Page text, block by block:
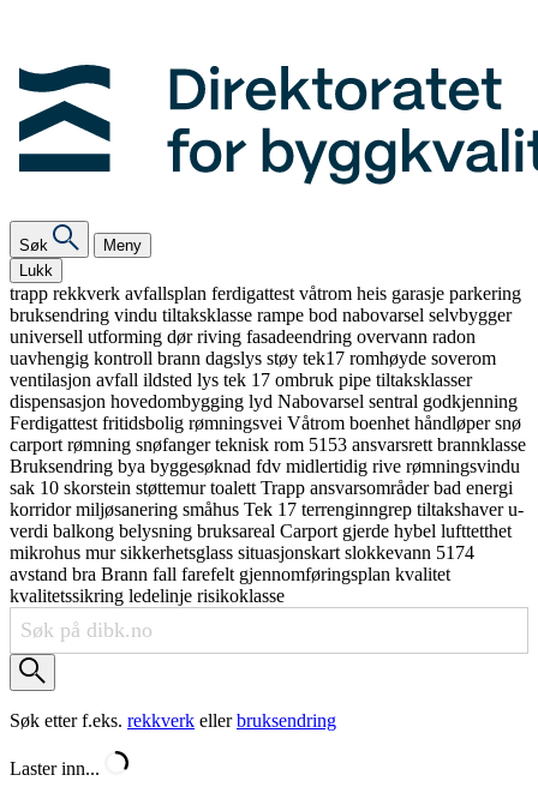
Søk
Meny
Lukk
trapp rekkverk avfallsplan ferdigattest våtrom heis garasje parkering
bruksendring vindu tiltaksklasse rampe bod nabovarsel selvbygger
universell utforming dørriving fasadeendring overvann radon
uavhengig kontroll brann dagslys støy tek17 romhøyde soverom
ventilasjon avfall ildsted lys tek 17 ombruk pipe tiltaksklasser
dispensasjon hovedombygging lyd Nabovarsel sentral godkjenning
Ferdigattest fritidsbolig rømningsvei Våtrom boenhet håndløpersnø
carport rømning snøfangerteknisk rom 5153 ansvarsrett brannklasse
Bruksendring bya byggesøknad fdv midlertidig rive rømningsvindu
sak 10 skorstein støttemurtoalett Trapp ansvarsområderbad energi
korridormiljøsanering småhus Tek 17 terrenginngrep tiltakshaveru-
verdi balkong belysning bruksareal Carport gjerde hybel lufttetthet
mikrohus mursikkerhetsglass situasjonskart slokkevann 5174
avstand bra Brann fall farefelt gjennomføringsplan kvalitet
kvalitetssikring ledelinje risikoklasse
Søk etter f.eks. rekkverk ellerbruksendring
Laster inn...